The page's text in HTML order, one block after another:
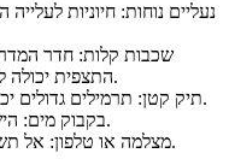
נעליים נוחות: חיוניות
שכבות קלות: חדר
התצפית יכולה להיות סוערת וקרירה, במיוחד בחורף.
תיק קטן: תרמילים גדולים יכולים להיות לא נוחים במדרגות צרות.
בקבוק מים: הישארו עם מים, במיוחד בעליות בקיץ.
מצלמה או טלפון: אל תשכחו לתעד את התצפיות המרהיבות.